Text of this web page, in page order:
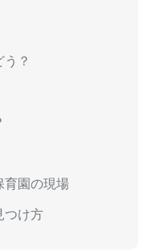
？
育園の現場
つけ方